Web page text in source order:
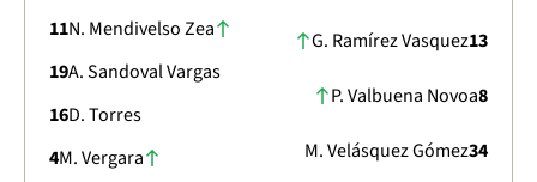
11N. Mendivelso Zea
19A. Sandoval Vargas
16D. Torres
4M. Vergara
13
G. Ramírez Vasquez
8
P. Valbuena Novoa
34
M. Velásquez Gómez